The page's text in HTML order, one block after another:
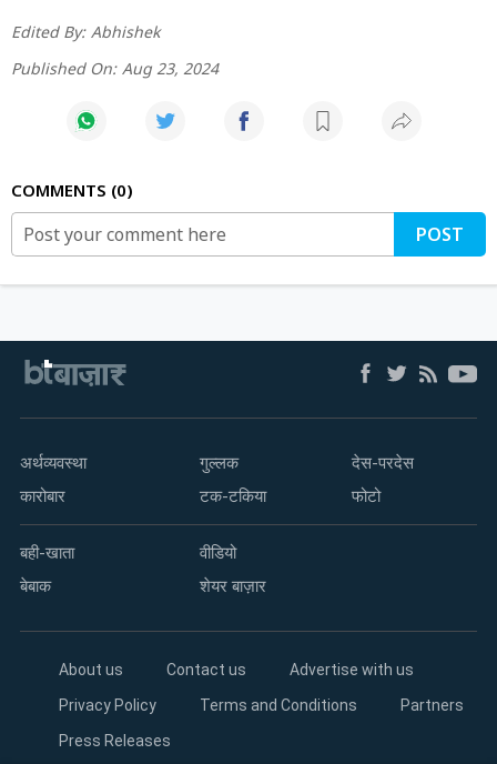
Edited By: Abhishek
Published On: Aug 23, 2024
COMMENTS 0
POST
अर्थव्यवस्था
कारोबार
गुल्लक
टक-टकिया
देस-परदेस
फोटो
बही-खाता
बेबाक
वीडियो
शेयर बाज़ार
About us Contact us
Advertise with us
Privacy Policy
Terms and Conditions
Partners
Press Releases